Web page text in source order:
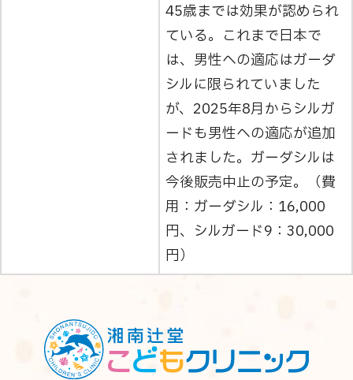
45歳までは効果が認められ
ている。これまで日本で
は、男性への適応はガーダ
シルに限られていました
が、2025年8月からシルガ
ードも男性への適応が追加
されました。ガーダシルは
今後販売中止の予定。（費
用：ガーダシル：16,000
円、シルガード9：30,000
円）